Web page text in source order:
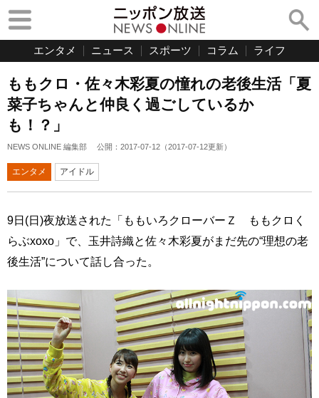
エンタメ ニュース スポーツ コラム ライフ
ももクロ・佐々木彩夏の憧れの老後生活「夏
菜子ちゃんと仲良く過ごしているか
も！？」
NEWS ONLINE 編集部 公開： 2017-07-12 （2017-07-12更新）
エンタメ アイドル
9日(日)夜放送された「ももいろクローバーＺ ももクロく
らぶxoxo」で、玉井詩織と佐々木彩夏がまだ先の“理想の老
後生活”について話し合った。